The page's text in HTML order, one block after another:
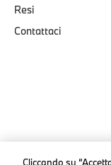
Resi
Contattaci
Cliccando su